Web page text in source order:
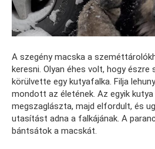
A szegény macska a
keresni. Olyan éhes volt, hogy észre
körülvette egy kutyafalka. Filja
mondott az életének. Az egyik
megszaglászta, majd elfordult, és
utasítást adna a falkájának. A
bántsátok a macskát.